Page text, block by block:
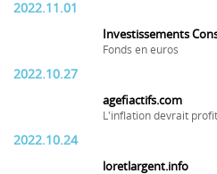
2022.11.01
Investissements
Fonds en euros
2022.10.27
agefiactifs.com
L'inflation devrait
2022.10.24
loretlargent.info